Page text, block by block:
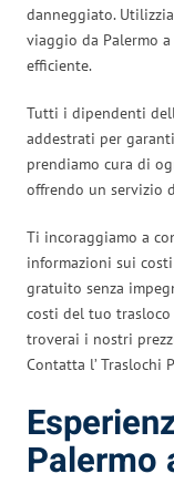
danneggiato.
viaggio da Palermo
efficiente.
Tutti i dipendenti
addestrati per
prendiamo cura di
offrendo un servizio
Ti incoraggiamo a
informazioni sui
gratuito senza
costi del tuo trasloco
troverai i nostri
Contatta l’
Palermo